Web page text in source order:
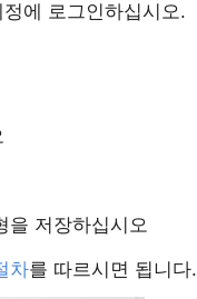
에 로그인하십시오.
을 저장하십시오
차를 따르시면 됩니다.